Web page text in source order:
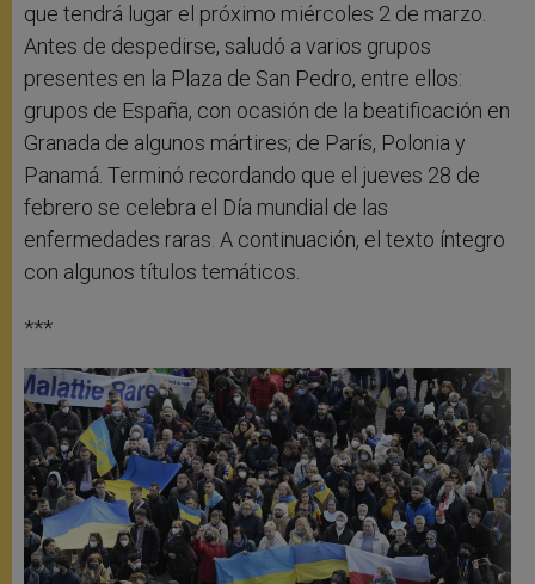
que tendrá lugar el próximo miércoles 2 de marzo.
Antes de despedirse, saludó a varios grupos
presentes en la Plaza de San Pedro, entre ellos:
grupos de España, con ocasión de la beatificación en
Granada de algunos mártires; de París, Polonia y
Panamá. Terminó recordando que el jueves 28 de
febrero se celebra el Día mundial de las
enfermedades raras. A continuación, el texto íntegro
con algunos títulos temáticos.
***